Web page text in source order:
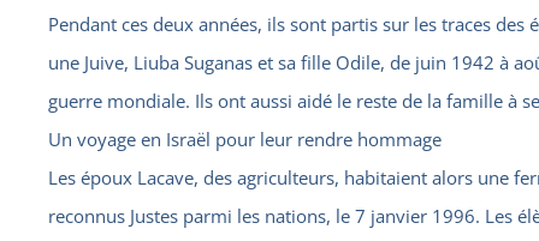
Pendant ces deux années, ils sont partis sur les traces des
une Juive, Liuba Suganas et sa fille Odile, de juin 1942 à
guerre mondiale. Ils ont aussi aidé le reste de la famille à
Un voyage en Israël pour leur rendre hommage
Les époux Lacave, des agriculteurs, habitaient alors une
reconnus Justes parmi les nations, le 7 janvier 1996. Les